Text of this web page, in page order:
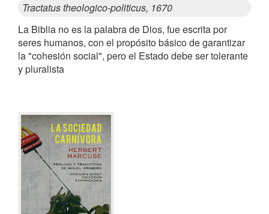
Tractatus theologico-politicus, 1670
La Biblia no es la palabra de Dios, fue escrita por
seres humanos, con el propósito básico de garantizar
la "cohesión social", pero el Estado debe ser tolerante
y pluralista